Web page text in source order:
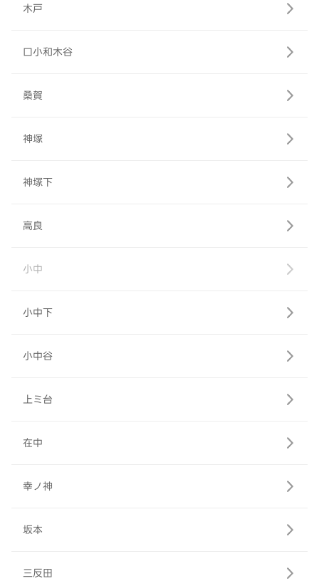
木戸
口小和木谷
桑賀
神塚
神塚下
高良
小中
小中下
小中谷
上ミ台
在中
幸ノ神
坂本
三反田